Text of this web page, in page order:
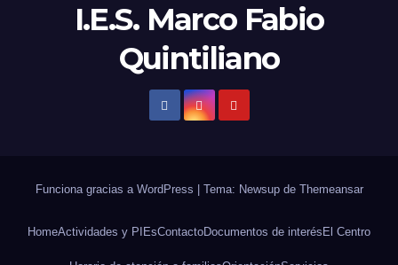
I.E.S. Marco Fabio
Quintiliano
Funciona gracias a WordPress Tema: Newsup de Themeansar
HomeActividades y PIEsContactoDocumentos de interés El Centro